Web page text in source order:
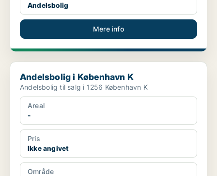
Andelsbolig
Mere info
Andelsbolig i København K
Andelsbolig i København K
Andelsbolig til salg i 1256 København K
Areal
-
Pris
Ikke angivet
Område